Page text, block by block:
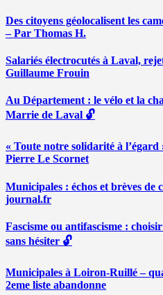
Des citoyens géolocalisent les
– Par Thomas H.
Salariés électrocutés à Laval,
Guillaume Frouin
Au Département : le vélo et la
Marrie de Laval 🔓
« Toute notre solidarité à
Pierre Le Scornet
Municipales : échos et brèves de
journal.fr
Fascisme ou antifascisme :
sans hésiter 🔓
Municipales à Loiron-Ruillé –
2eme liste abandonne